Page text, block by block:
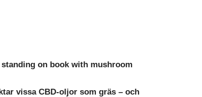
vissa CBD-oljor som gräs – och